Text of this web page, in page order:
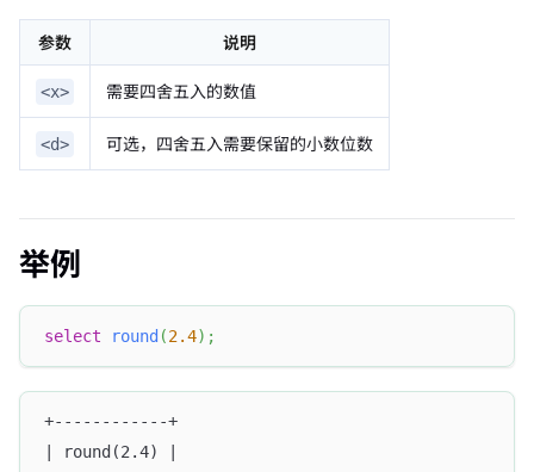
参数 说明
<x> 需要四舍五入的数值
<d> 可选，四舍五入需要保留的小数位数
举例
select round (2.4) ;
+------------+
| round(2.4) |